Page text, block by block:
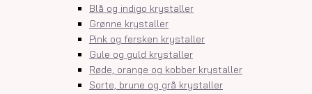
Blå og indigo krystaller
Grønne krystaller
Pink og fersken krystaller
Gule og guld krystaller
Røde, orange og kobber krystaller
Sorte, brune og grå krystaller